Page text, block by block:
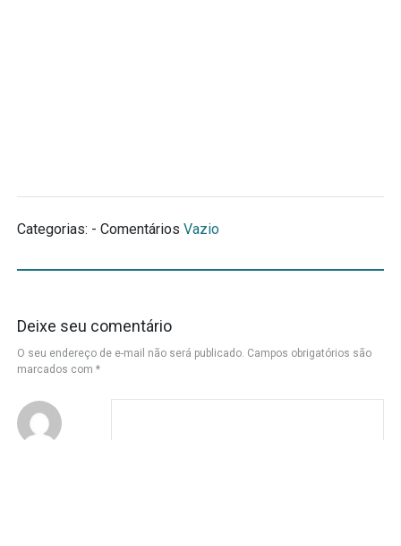
Categorias: - Comentários Vazio
Deixe seu comentário
O seu endereço de e-mail não será publicado. Campos obrigatórios são
marcados com *